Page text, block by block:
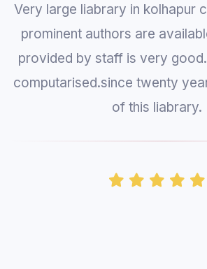
Library provides books and
go inside and look at books
Computer searching is very
ages to find one book and
update is a must.